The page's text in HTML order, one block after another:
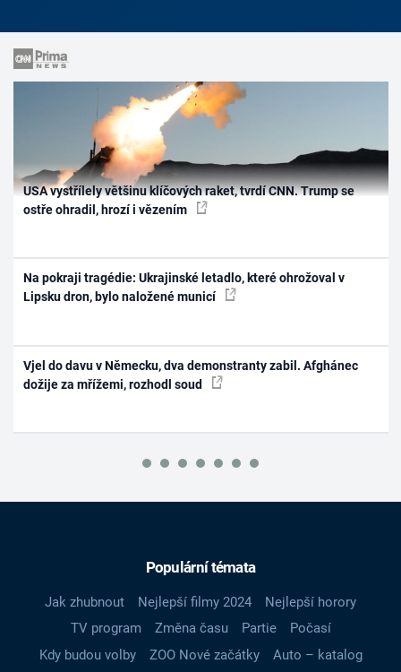
USA vystřílely většinu klíčových raket, tvrdí CNN. Trump se
ostře ohradil, hrozí i vězením
Na pokraji tragédie: Ukrajinské letadlo, které ohrožoval v
Lipsku dron, bylo naložené municí
Vjel do davu v Německu, dva demonstranty zabil. Afghánec
dožije za mřížemi, rozhodl soud
Populární témata
Jak zhubnout Nejlepší filmy 2024
Nejlepší horory
TV program
Změna času Partie
Počasí
Kdy budou volby
ZOO Nové začátky
Auto – katalog